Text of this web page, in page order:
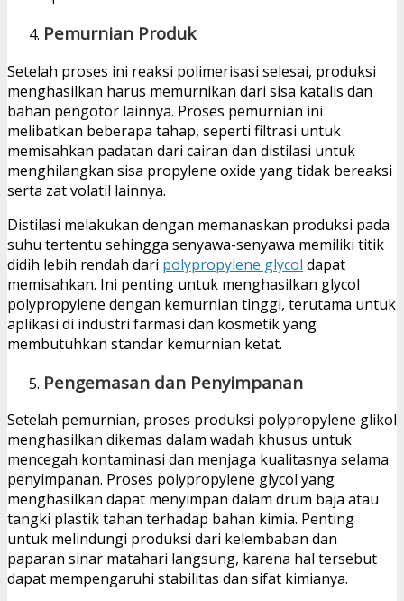
Pemurnian Produk
Setelah proses ini reaksi polimerisasi selesai, produksi
menghasilkan harus memurnikan dari sisa katalis dan
bahan pengotor lainnya. Proses pemurnian ini
melibatkan beberapa tahap, seperti filtrasi untuk
memisahkan padatan dari cairan dan distilasi untuk
menghilangkan sisa propylene oxide yang tidak bereaksi
serta zat volatil lainnya.
Distilasi melakukan dengan memanaskan produksi pada
suhu tertentu sehingga senyawa-senyawa memiliki titik
didih lebih rendah dari polypropylene glycol dapat
memisahkan. Ini penting untuk menghasilkan glycol
polypropylene dengan kemurnian tinggi, terutama untuk
aplikasi di industri farmasi dan kosmetik yang
membutuhkan standar kemurnian ketat.
Pengemasan dan Penyimpanan
Setelah pemurnian, proses produksi polypropylene glikol
menghasilkan dikemas dalam wadah khusus untuk
mencegah kontaminasi dan menjaga kualitasnya selama
penyimpanan. Proses polypropylene glycol yang
menghasilkan dapat menyimpan dalam drum baja atau
tangki plastik tahan terhadap bahan kimia. Penting
untuk melindungi produksi dari kelembaban dan
paparan sinar matahari langsung, karena hal tersebut
dapat mempengaruhi stabilitas dan sifat kimianya.